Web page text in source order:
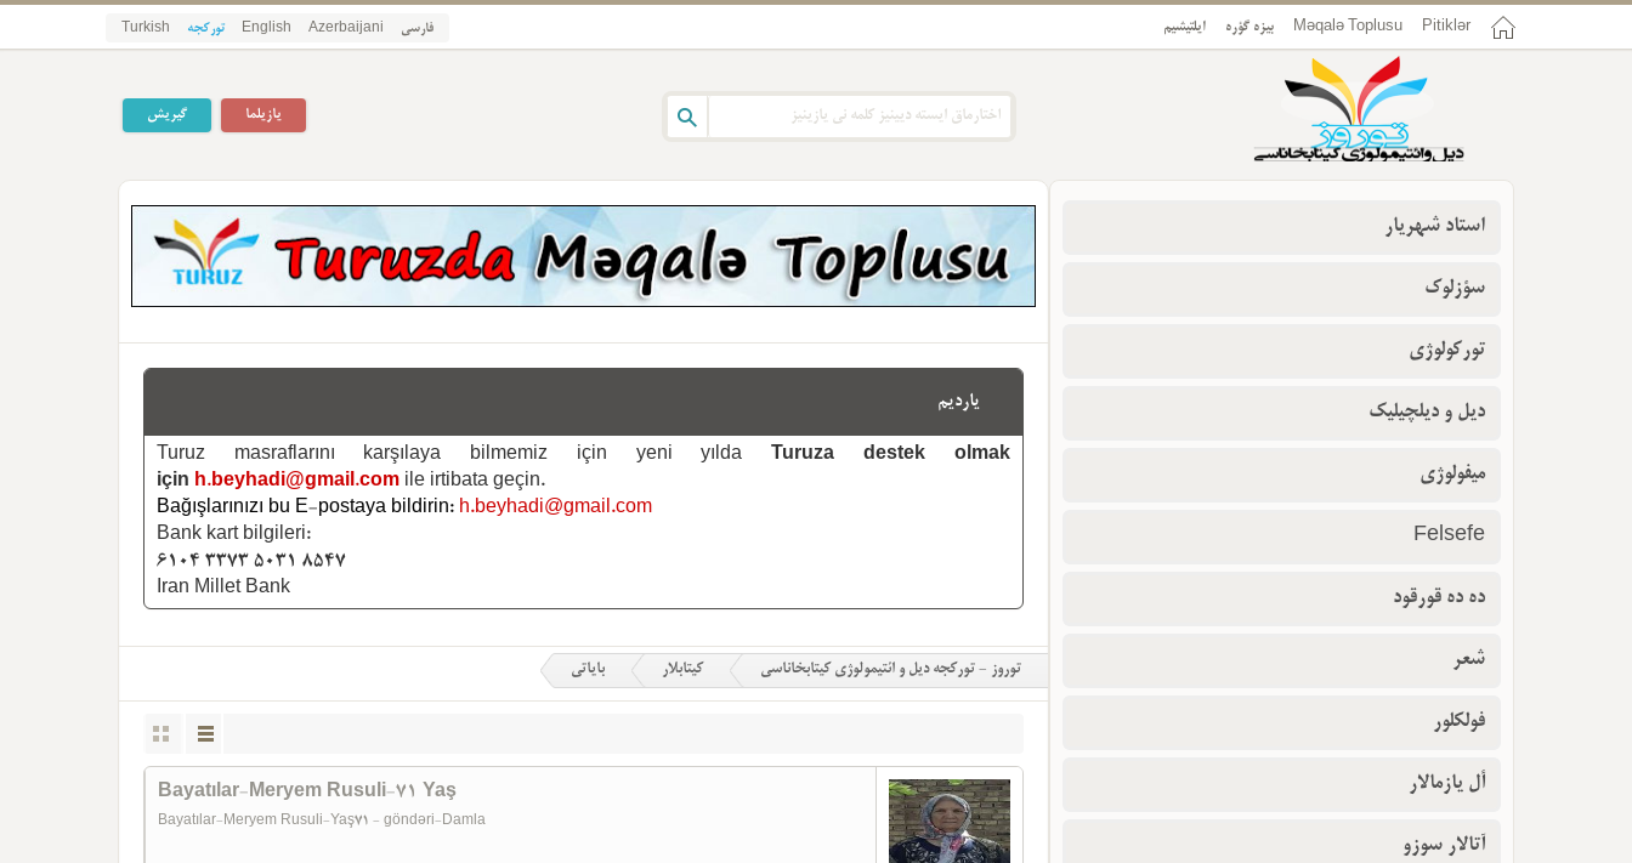
Pitiklər
Məqalə Toplusu بیزه گؤره ایلتیشیم فارسی Azerbaijani
English تورکجه Turkish
گیریش یازیلما
یاردیم
Turuz masraflarını karşılaya bilmemiz için yeni yılda
Turuza destek olmak
için h.beyhadi@gmail.com ile irtibata geçin.
Bağışlarınızı bu E-postaya bildirin: h.beyhadi@gmail.com
Bank kart bilgileri:
6104 3373 5031 8547
Iran Millet Bank
توروز - تورکجه دیل و ائتیمولوژی کیتابخاناسی کیتابلار بایاتی
Bayatılar-Meryem Rusuli-71 Yaş
Bayatılar-Meryem Rusuli-Yaş71 - göndəri-Damla
استاد شهریار
سؤزلوک
تورکولوژی
دیل و دیلچیلیک
میفولوژی
Felsefe
ده ده قورقود
شعر
فولکلور
أل یازمالار
آتالار سوزو